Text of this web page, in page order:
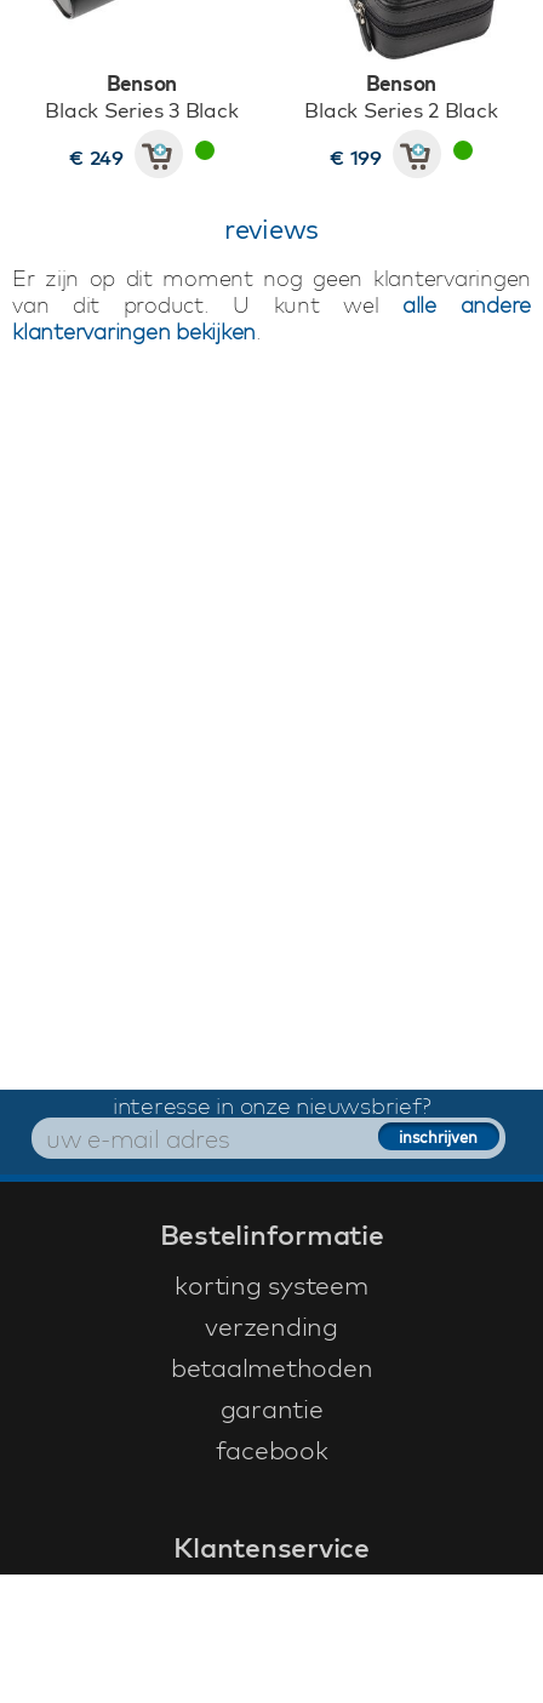
Benson
Black Series 3 Black
€ 249
Benson
Black Series 2 Black
€ 199
reviews
Er zijn op dit moment nog geen klantervaringen
van dit product. U kunt wel alle andere
klantervaringen bekijken.
interesse in onze nieuwsbrief?
Bestelinformatie
korting systeem
verzending
betaalmethoden
garantie
facebook
Klantenservice